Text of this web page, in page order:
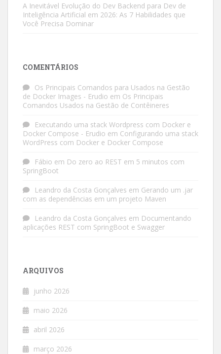
A Inevitável Evolução do Dev Backend para Dev de
Inteligência Artificial em 2026: As 7 Habilidades que
Você Precisa Dominar
COMENTÁRIOS
Os Principais Comandos para Usados na Gestão
de Docker Images - Erudio em Os Principais
Comandos Usados na Gestão de Contêineres
Executando uma stack Wordpress com Docker e
Docker Compose - Erudio em Configurando uma stack
WordPress com Docker e Docker Compose
Fábio em Do zero ao REST em 5 minutos com
SpringBoot
Leandro da Costa Gonçalves em Gerando um .jar
com as dependências em um projeto Maven
Leandro da Costa Gonçalves em Documentando
aplicações REST com SpringBoot e Swagger
ARQUIVOS
junho 2026
maio 2026
abril 2026
março 2026